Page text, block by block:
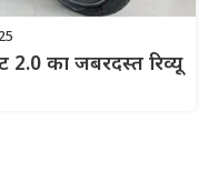
2.0 का जबरदस्त रिव्यू